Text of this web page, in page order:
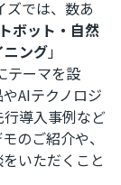
ズでは、数あ
ボット・自然
ニング」
テーマを設
AIテクノロジ
導入事例など
のご紹介や、
いただくこと